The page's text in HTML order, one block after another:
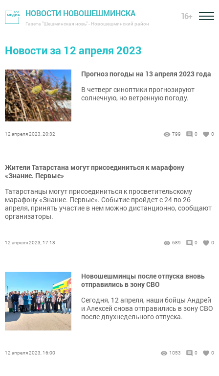
НОВОСТИ НОВОШЕШМИНСКА
Газета "Шешминская новь" - Новошешминский район
16+
Новости за 12 апреля 2023
Прогноз погоды на 13 апреля 2023 года
В четверг синоптики прогнозируют
солнечную, но ветренную погоду.
12 апреля 2023, 20:32 799 0 0
Жители Татарстана могут присоединиться к марафону
«Знание. Первые»
Татарстанцы могут присоединиться к просветительскому
марафону «Знание. Первые». Событие пройдет с 24 по 26
апреля, принять участие в нем можно дистанционно, сообщают
организаторы.
12 апреля 2023, 17:13 689 0 0
Новошешминцы после отпуска вновь
отправились в зону СВО
Сегодня, 12 апреля, наши бойцы Андрей
и Алексей снова отправились в зону СВО
после двухнедельного отпуска.
12 апреля 2023, 16:00 1053 0 0